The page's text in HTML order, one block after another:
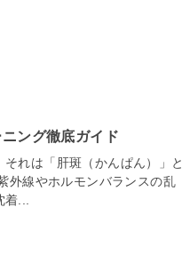
ング徹底ガイド
れは「肝斑（かんぱん）」と
外線やホルモンバランスの乱
...